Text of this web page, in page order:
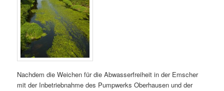
Nachdem die Weichen für die Abwasserfreiheit in der Emscher
mit der Inbetriebnahme des Pumpwerks Oberhausen und der